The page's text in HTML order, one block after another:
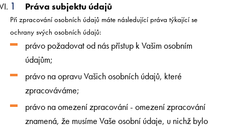
Práva subjektu údajů
Při zpracování osobních údajů máte následující práva týkající se
ochrany svých osobních údajů:
právo požadovat od nás přístup k Vašim osobním
údajům;
právo na opravu Vašich osobních údajů, které
zpracováváme;
právo na omezení zpracování - omezení zpracování
znamená, že musíme Vaše osobní údaje, u nichž bylo